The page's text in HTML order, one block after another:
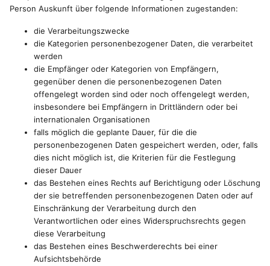
Person Auskunft über folgende Informationen zugestanden:
die Verarbeitungszwecke
die Kategorien personenbezogener Daten, die verarbeitet
werden
die Empfänger oder Kategorien von Empfängern,
gegenüber denen die personenbezogenen Daten
offengelegt worden sind oder noch offengelegt werden,
insbesondere bei Empfängern in Drittländern oder bei
internationalen Organisationen
falls möglich die geplante Dauer, für die die
personenbezogenen Daten gespeichert werden, oder, falls
dies nicht möglich ist, die Kriterien für die Festlegung
dieser Dauer
das Bestehen eines Rechts auf Berichtigung oder Löschung
der sie betreffenden personenbezogenen Daten oder auf
Einschränkung der Verarbeitung durch den
Verantwortlichen oder eines Widerspruchsrechts gegen
diese Verarbeitung
das Bestehen eines Beschwerderechts bei einer
Aufsichtsbehörde